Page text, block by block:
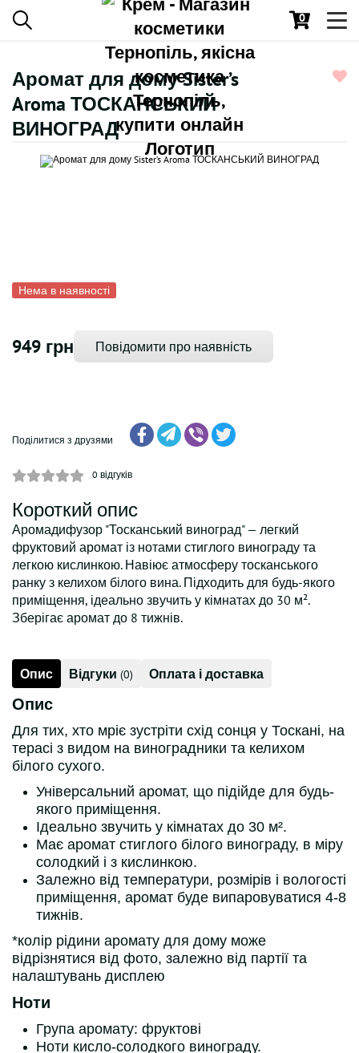
0
Аромат для дому Sister’s
Aroma ТОСКАНСЬКИЙ
ВИНОГРАД
Нема в наявності
949 грн Повідомити про наявність
Поділитися з друзями
0 відгуків
Короткий опис
Аромадифузор "Тосканський виноград" — легкий
фруктовий аромат із нотами стиглого винограду та
легкою кислинкою. Навіює атмосферу тосканського
ранку з келихом білого вина. Підходить для будь-якого
приміщення, ідеально звучить у кімнатах до 30 м².
Зберігає аромат до 8 тижнів.
Опис Відгуки (0) Оплата і доставка
Опис
Для тих, хто мріє зустріти схід сонця у Тоскані, на
терасі з видом на виноградники та келихом
білого сухого.
Універсальний аромат, що підійде для будь-
якого приміщення.
Ідеально звучить у кімнатах до 30 м².
Має аромат стиглого білого винограду, в міру
солодкий і з кислинкою.
Залежно від температури, розмірів і вологості
приміщення, аромат буде випаровуватися 4-8
тижнів.
*колір рідини аромату для дому може
відрізнятися від фото, залежно від партії та
налаштувань дисплею
Ноти
Група аромату: фруктові
Ноти кисло-солодкого винограду.